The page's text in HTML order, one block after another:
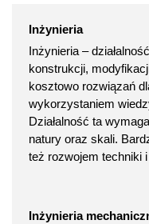
Inżynieria
Inżynieria –
konstrukcji,
kosztowo rozwiązań
wykorzystaniem
Działalność ta
natury oraz skali.
też rozwojem techniki
Inżynieria